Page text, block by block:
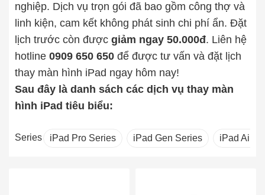
nghiệp. Dịch vụ trọn gói đã bao gồm công thợ và
linh kiện, cam kết không phát sinh chi phí ẩn. Đặt
lịch trước còn được giảm ngay 50.000đ. Liên hệ
hotline 0909 650 650 để được tư vấn và đặt lịch
thay màn hình iPad ngay hôm nay!
Sau đây là danh sách các dịch vụ thay màn
hình iPad tiêu biểu:
Series iPad Pro Series iPad Gen Series iPad Air